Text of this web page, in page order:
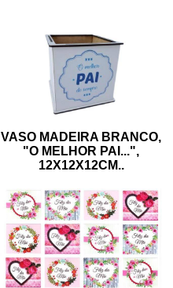
VASO MADEIRA BRANCO,
"O MELHOR PAI...",
12X12X12CM..